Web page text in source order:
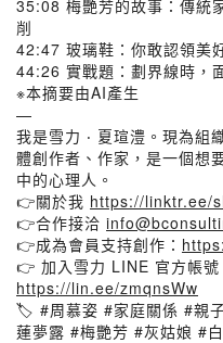
35:08 梅艷芳的故事：傳統
削
42:47 玻璃鞋：你敢認領美
44:26 實戰題：劃界線時，
※本摘要由AI產生
—
我是雪力 ‧ 夏瑄澧。現為組
體創作者、作家，是一個想
中的心理人。
👉關於我 https://linktr.ee/
👉合作接洽
👉成為會員支持創作：
👉 加入雪力 LINE 官方帳號
https://lin.ee/zmqnsWw
🏷️ #周慕姿 #家庭關係 #親
蓮夢露 #梅艷芳 #灰姑娘 #